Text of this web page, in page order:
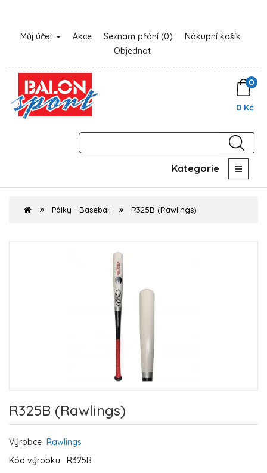
Můj účet Akce Seznam přání (0)
Nákupní košík
Objednat
0
0 Kč
Kategorie
Pálky - Baseball R325B (Rawlings)
R325B (Rawlings)
Výrobce Rawlings
Kód výrobku: R325B